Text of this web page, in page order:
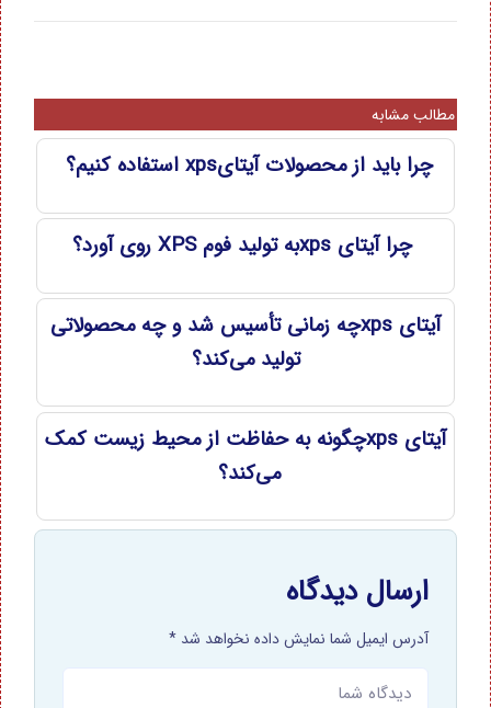
مطالب مشابه
چرا باید از محصولات آیتایxps استفاده کنیم؟
چرا آیتای xpsبه تولید فوم XPS روی آورد؟
آیتای xpsچه زمانی تأسیس شد و چه محصولاتی
تولید می‌کند؟
آیتای xpsچگونه به حفاظت از محیط زیست کمک
می‌کند؟
ارسال دیدگاه
آدرس ایمیل شما نمایش داده نخواهد شد *